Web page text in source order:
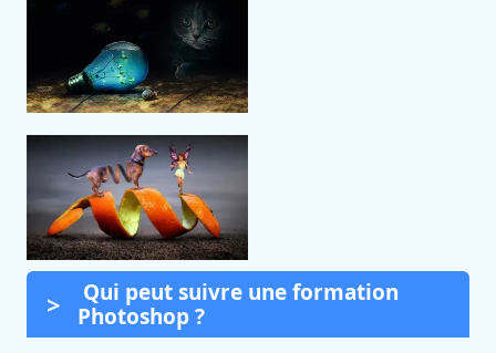
Qui peut suivre une formation
Photoshop ?